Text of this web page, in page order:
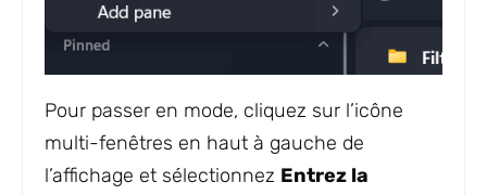
Pour passer en mode, cliquez sur l’icône
multi-fenêtres en haut à gauche de
l’affichage et sélectionnez Entrez la